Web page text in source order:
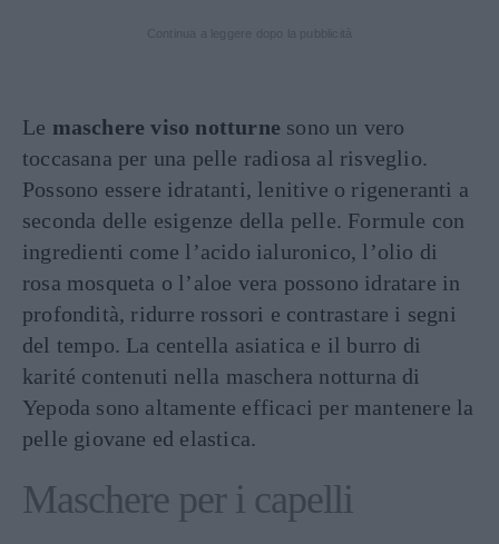
Le maschere viso notturne sono un vero
toccasana per una pelle radiosa al risveglio.
Possono essere idratanti, lenitive o rigeneranti a
seconda delle esigenze della pelle. Formule con
ingredienti come l’acido ialuronico, l’olio di
rosa mosqueta o l’aloe vera possono idratare in
profondità, ridurre rossori e contrastare i segni
del tempo. La centella asiatica e il burro di
karité contenuti nella maschera notturna di
Yepoda sono altamente efficaci per mantenere la
pelle giovane ed elastica.
Maschere per i capelli